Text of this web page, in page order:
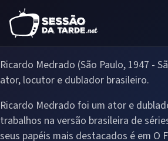
Ricardo Medrado (São Paulo, 1947 -
ator, locutor e dublador brasileiro.
Ricardo Medrado foi um ator e
trabalhos na versão brasileira de
seus papéis mais destacados é em O